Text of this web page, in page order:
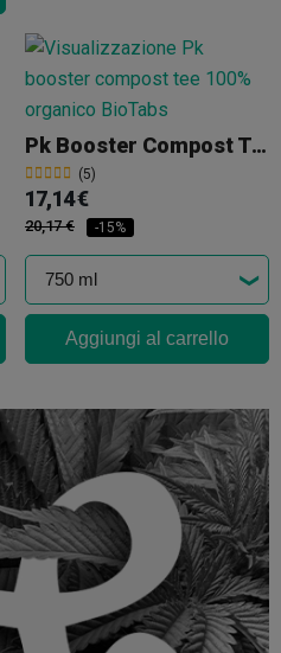
Pk Booster Compost Tee
(5)
17,14 €
20,17 € -15%
Aggiungi al carrello